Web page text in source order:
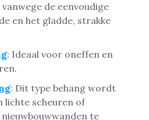
de eenvoudige
en het gladde, strakke
: Ideaal voor oneffen en
: Dit type behang wordt
lichte scheuren of
te